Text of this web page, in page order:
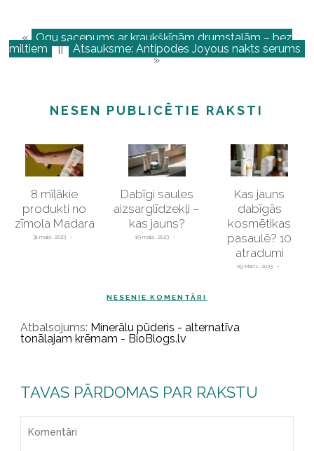
« Ogu sacepums ar kraukšķīgām drumstalām – bez
miltiem || Atsauksme: Antipodes Joyous nakts serums
»
NESEN PUBLICĒTIE RAKSTI
8 mīļākie
produkti no
zīmola Madara
31 maijs, 2023
Dabīgi saules
aizsarglīdzekļi –
kas jauns?
19 maijs, 2023
Kas jauns
dabīgās
kosmētikas
pasaulē? 10
atradumi
09 Marts, 2023
NESENIE KOMENTĀRI
Atbalsojums: Minerālu pūderis - alternatīva
tonālajam krēmam - BioBlogs.lv
TAVAS PĀRDOMAS PAR RAKSTU